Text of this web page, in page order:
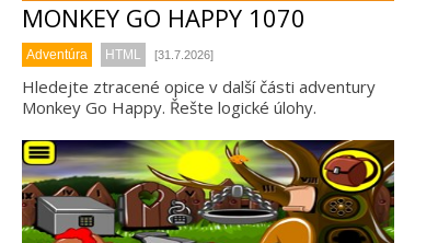
MONKEY GO HAPPY 1070
Adventúra HTML [31.7.2026]
Hledejte ztracené opice v další části adventury
Monkey Go Happy. Řešte logické úlohy.